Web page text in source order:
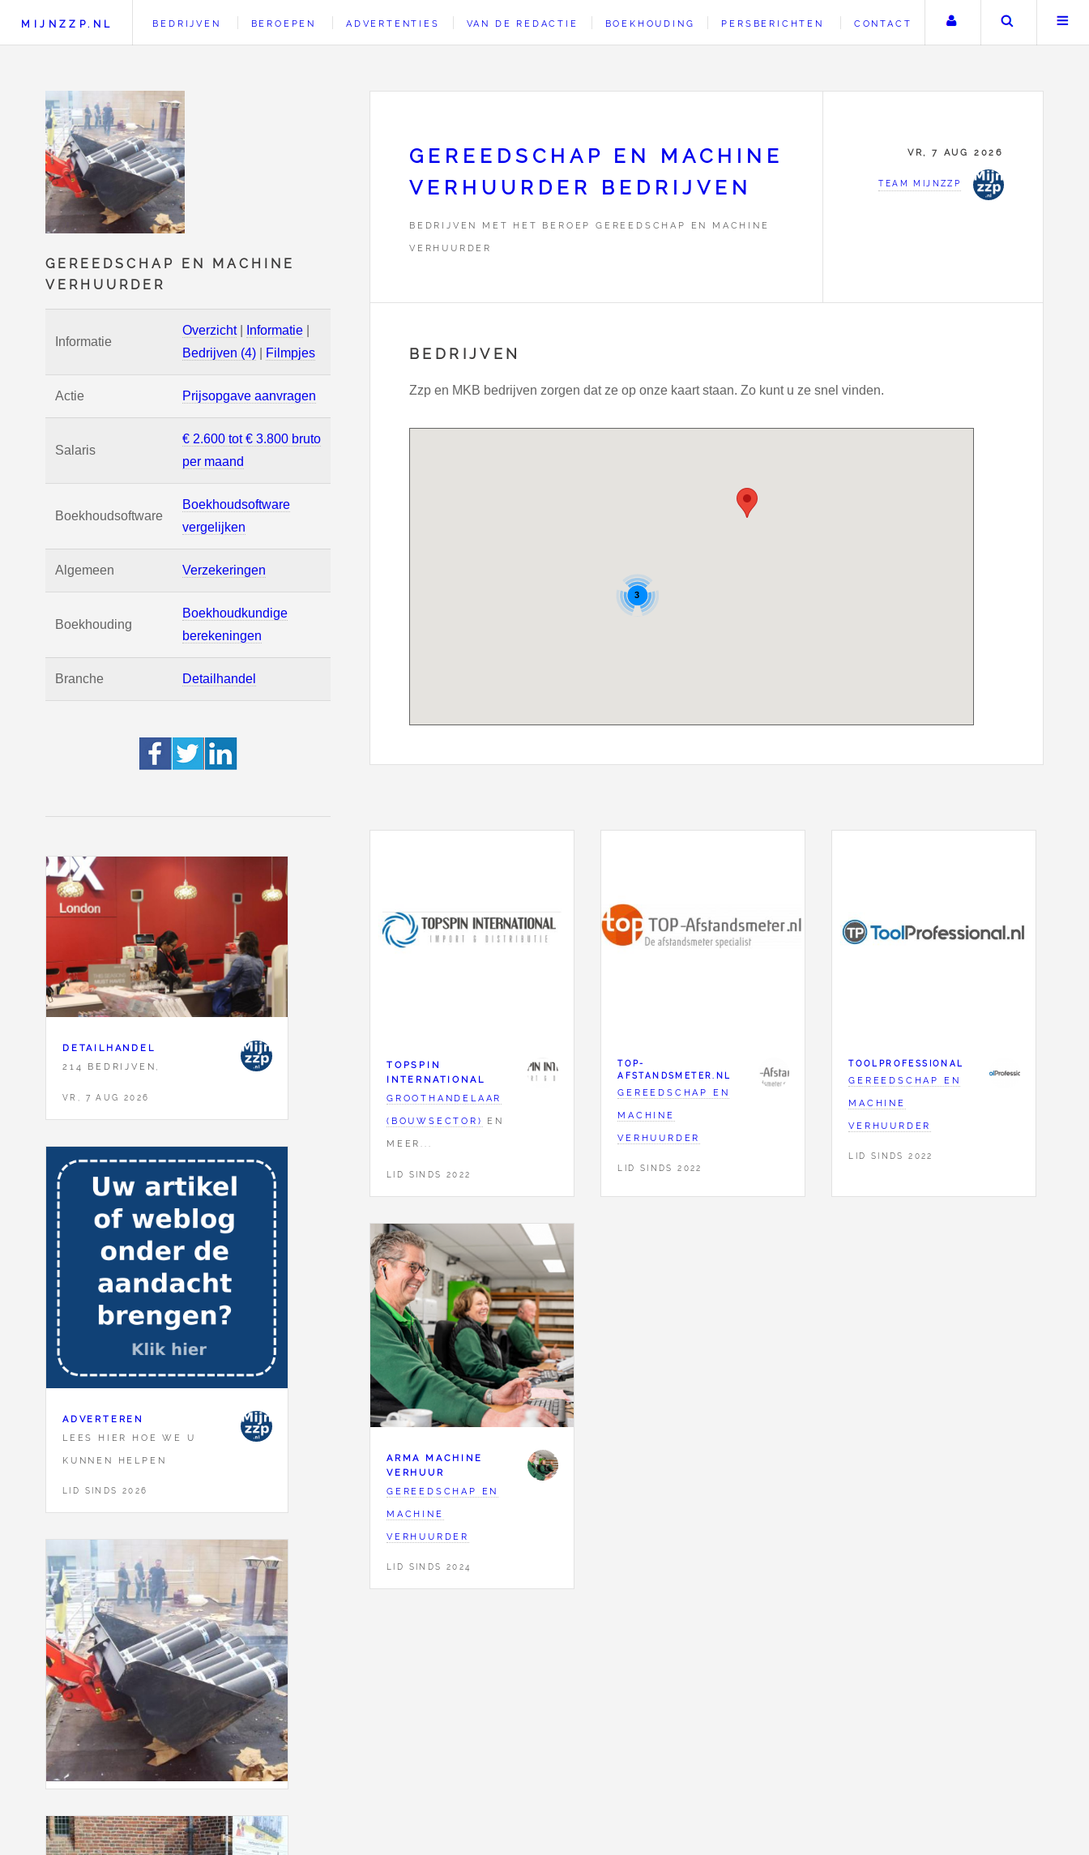
GEREEDSCHAP EN MACHINE
VERHUURDER
Informatie
Overzicht| Informatie
Bedrijven (4)
Filmpjes
Actie Prijsopgave aanvragen
Salaris
€ 2.600 tot € 3.800 bruto
per maand
Boekhoudsoftware
Boekhoudsoftware
vergelijken
Algemeen Verzekeringen
Boekhouding
Boekhoudkundige
berekeningen
Branche Detailhandel
DETAILHANDEL
214 BEDRIJVEN,
VR, 7 AUG 2026
ADVERTEREN
LEES HIER HOE WE U
KUNNEN HELPEN
LID SINDS 2026
MIJNZZP.NL BEDRIJVEN BEROEPEN ADVERTENTIES VAN DE REDACTIE BOEKHOUDING PERSBERICHTEN CONTACT Uw accountZoeken
GEREEDSCHAP EN MACHINE
VERHUURDER BEDRIJVEN
BEDRIJVEN MET HET BEROEP GEREEDSCHAP EN MACHINE
VERHUURDER
VR, 7 AUG 2026
TEAM MIJNZZP
BEDRIJVEN
Zzp en MKB bedrijven zorgen dat ze op onze kaart staan. Zo kunt u ze snel vinden.
3
TOPSPIN
INTERNATIONAL
GROOTHANDELAAR
(BOUWSECTOR)
EN
MEER...
LID SINDS 2022
TOP-
AFSTANDSMETER.NL
GEREEDSCHAP EN
MACHINE
VERHUURDER
LID SINDS 2022
TOOLPROFESSIONAL
GEREEDSCHAP EN
MACHINE
VERHUURDER
LID SINDS 2022
ARMA MACHINE
VERHUUR
GEREEDSCHAP EN
MACHINE
VERHUURDER
LID SINDS 2024